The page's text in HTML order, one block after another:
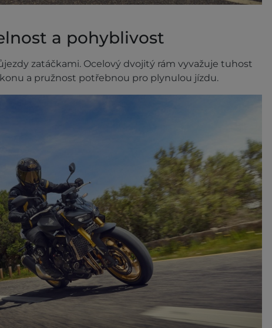
a pohyblivost
zatáčkami. Ocelový dvojitý rám vyvažuje tuhost
a pružnost potřebnou pro plynulou jízdu.